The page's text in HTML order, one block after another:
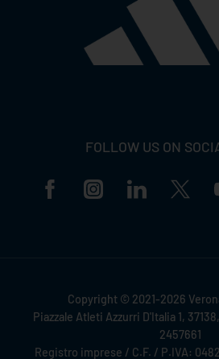
FOLLOW US ON
Copyright © 2021-2026
Piazzale Atleti Azzurri D'Italia 1,
2457661
Registro imprese / C.F. / P.IVA: